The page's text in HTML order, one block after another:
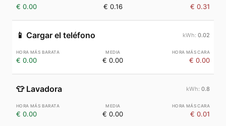
€ 0.00 € 0.16 € 0.31
📱 Cargar el teléfono 0.02
€ 0.00 € 0.00 € 0.00
👕 Lavadora 0.8
€ 0.00 € 0.00 € 0.01